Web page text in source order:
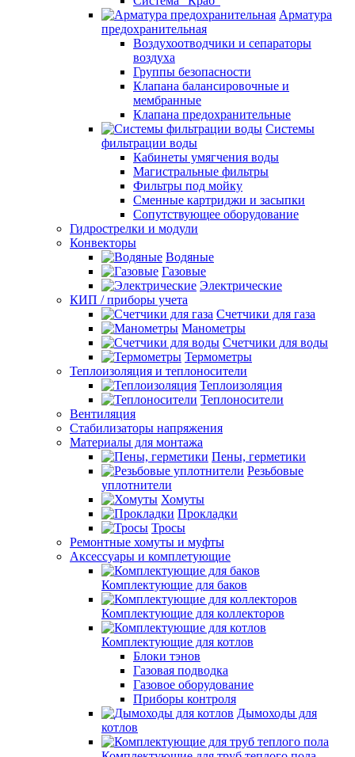
Арматура
предохранительная
Воздухоотводчики и сепараторы
воздуха
Группы безопасности
Клапана балансировочные и
мембранные
Клапана предохранительные
Системы
фильтрации воды
Кабинеты умягчения воды
Магистральные фильтры
Фильтры под мойку
Сменные картриджи и засыпки
Сопутствующее оборудование
Гидрострелки и модули
Конвекторы
Водяные
Газовые
Электрические
КИП / приборы учета
Счетчики для газа
Манометры
Счетчики для воды
Термометры
Теплоизоляция и теплоносители
Теплоизоляция
Теплоносители
Вентиляция
Стабилизаторы напряжения
Материалы для монтажа
Пены, герметики
Резьбовые
уплотнители
Хомуты
Прокладки
Тросы
Ремонтные хомуты и муфты
Аксессуары и комплетующие
Комплектующие для баков
Комплектующие для коллекторов
Комплектующие для котлов
Блоки тэнов
Газовая подводка
Газовое оборудование
Приборы контроля
Дымоходы для
котлов